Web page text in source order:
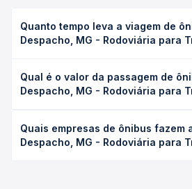
Quanto tempo leva a viagem de
Despacho, MG - Rodoviária para
para Três Marias, MG leva em média
variar conforme a viação, o tipo de
duração exata de cada opção na
Qual é o valor da passagem de
Despacho, MG - Rodoviária para
Rodoviária para Três Marias, MG
227,00 e varia conforme a data da
Quais empresas de ônibus fazem
Despacho, MG - Rodoviária para